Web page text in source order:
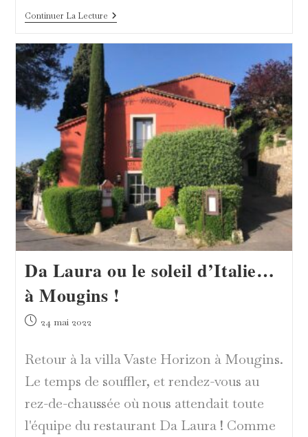
Continuer La LectureRencontre
Avec
Da Laura ou le soleil d’Italie…
à Mougins !
Publication
24 mai 2022
Retour à la villa Vaste Horizon à Mougins.
Le temps de souffler, et rendez-vous au
rez-de-chaussée où nous attendait toute
l'équipe du restaurant Da Laura ! Comme